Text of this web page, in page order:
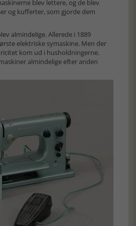
blev lettere, og de blev
og kufferter, som gjorde dem
almindelige. Allerede i 1889
elektriske symaskine. Men der
kom ud i husholdningerne.
almindelige efter anden